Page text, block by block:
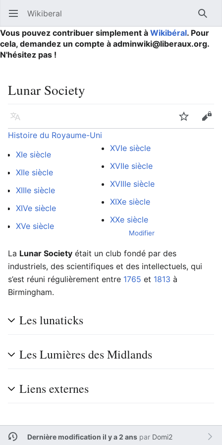
Ouvrir le menu principal Wikiberal
Vous pouvez contribuer simplement à Wikibéral. Pour
cela, demandez un compte à adminwiki@liberaux.org.
N'hésitez pas !
Lunar Society
Langue Suivre
Histoire du Royaume-Uni
XIe siècle
XIIe siècle
XIIIe siècle
XIVe siècle
XVe siècle
XVIe siècle
XVIIe siècle
XVIIIe siècle
XIXe siècle
XXe siècle
Modifier
La Lunar Society était un club fondé par des
industriels, des scientifiques et des intellectuels, qui
s’est réuni régulièrement entre 1765 et 1813 à
Birmingham.
Les lunaticks
Les Lumières des Midlands
Liens externes
Dernière modification il y a 2 anspar Domi2